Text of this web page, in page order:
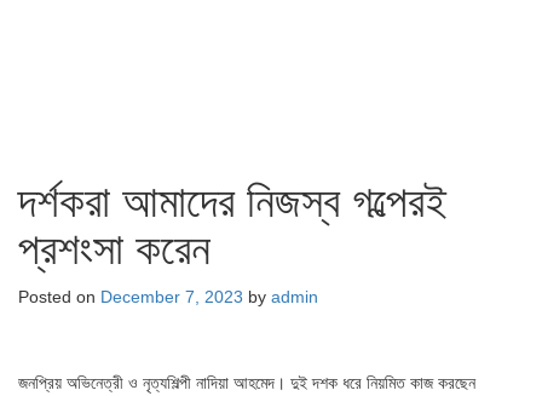
দর্শকরা আমাদের নিজস্ব গল্পেরই
প্রশংসা করেন
Posted on December 7, 2023 by admin
জনপ্রিয় অভিনেত্রী ও নৃত্যশিল্পী নাদিয়া আহমেদ। দুই দশক ধরে নিয়মিত কাজ করছেন